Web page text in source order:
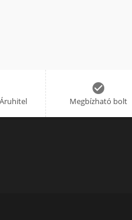

Megbízható bolt